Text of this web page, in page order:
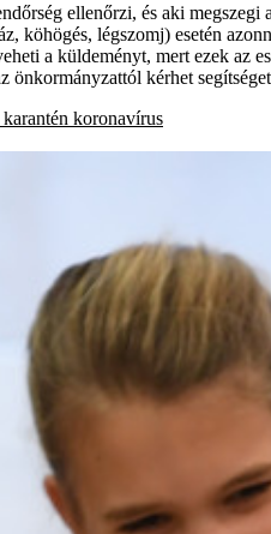
ellenőrzi, és aki
köhögés, légszomj) esetén
a küldeményt, mert ezek az
önkormányzattól kérhet
koronavírus